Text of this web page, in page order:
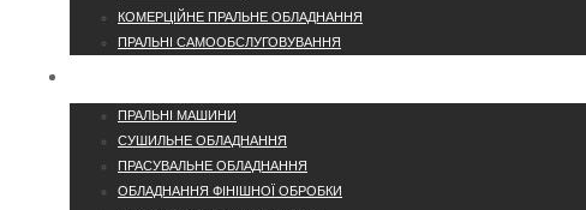
КОМЕРЦІЙНЕ ПРАЛЬНЕ ОБЛАДНАННЯ
ПРАЛЬНІ САМООБСЛУГОВУВАННЯ
ПРАЛЬНІ МАШИНИ
СУШИЛЬНЕ ОБЛАДНАННЯ
ПРАСУВАЛЬНЕ ОБЛАДНАННЯ
ОБЛАДНАННЯ ФІНІШНОЇ ОБРОБКИ